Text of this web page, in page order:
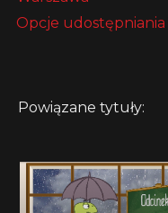
Opcje udostępniania
Powiązane tytuły: